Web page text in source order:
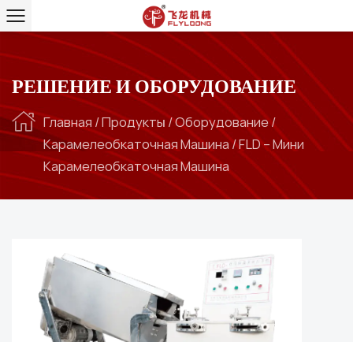
РЕШЕНИЕ И ОБОРУДОВАНИЕ
Главная /Продукты/Оборудование/
Карамелеобкаточная Машина/FLD – Мини
Карамелеобкаточная Машина